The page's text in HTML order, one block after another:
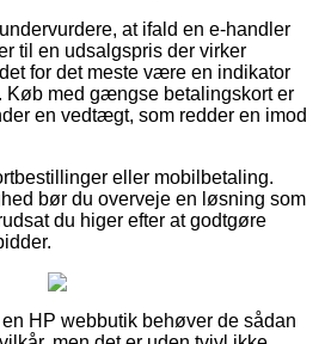
at ifald en e-handler
til en udsalgspris der virker
for det meste være en indikator
Køb med gængse betalingskort er
en vedtægt, som redder en imod
eller mobilbetaling.
bør du overveje en løsning som
du higer efter at godtgøre
HP webbutik behøver de sådan